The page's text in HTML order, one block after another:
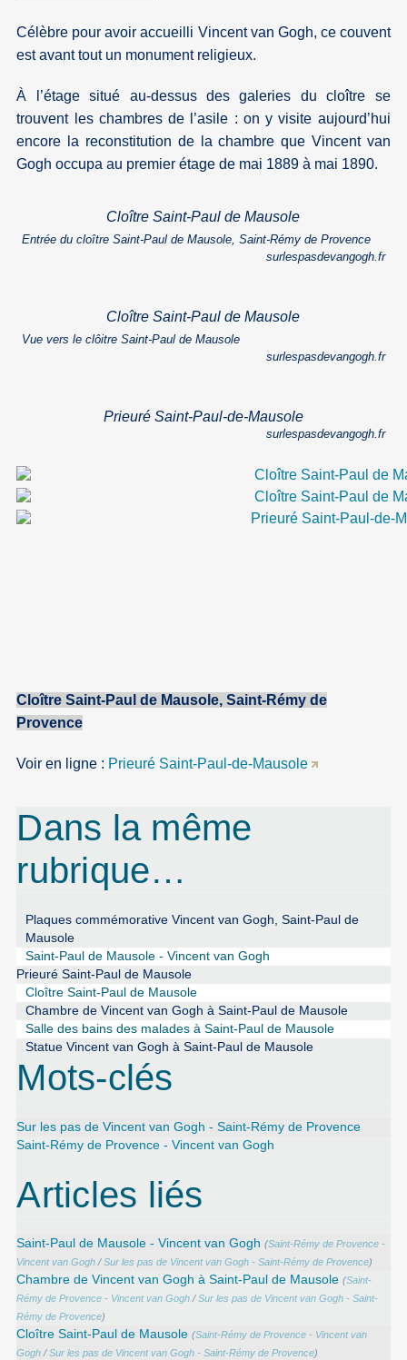
Célèbre pour avoir accueilli Vincent van Gogh, ce couvent
est avant tout un monument religieux.
À l’étage situé au-dessus des galeries du cloître se
trouvent les chambres de l’asile : on y visite aujourd’hui
encore la reconstitution de la chambre que Vincent van
Gogh occupa au premier étage de mai 1889 à mai 1890.
Cloître Saint-Paul de Mausole
Entrée du cloître Saint-Paul de Mausole, Saint-Rémy de Provence
surlespasdevangogh.fr
Cloître Saint-Paul de Mausole
Vue vers le clôitre Saint-Paul de Mausole
surlespasdevangogh.fr
Prieuré Saint-Paul-de-Mausole
surlespasdevangogh.fr
CloîtreSaint-Paul de Mausole,Saint-Rémy de
Provence
Voir en ligne : Prieuré Saint-Paul-de-Mausole
Dans la même
rubrique…
Plaques commémorative Vincent van Gogh, Saint-Paul de
Mausole
Saint-Paul de Mausole - Vincent van Gogh
Prieuré Saint-Paul de Mausole
Cloître Saint-Paul de Mausole
Chambre de Vincent van Gogh à Saint-Paul de Mausole
Salle des bains des malades à Saint-Paul de Mausole
Statue Vincent van Gogh à Saint-Paul de Mausole
Mots-clés
Sur les pas de Vincent van Gogh - Saint-Rémy de Provence
Saint-Rémy de Provence - Vincent van Gogh
Articles liés
Saint-Paul de Mausole - Vincent van Gogh (Saint-Rémy de Provence -
Vincent van Gogh/Sur les pas de Vincent van Gogh - Saint-Rémy de Provence)
Chambre de Vincent van Gogh à Saint-Paul de Mausole (Saint-
Rémy de Provence - Vincent van Gogh/Sur les pas de Vincent van Gogh - Saint-
Rémy de Provence)
Cloître Saint-Paul de Mausole (Saint-Rémy de Provence - Vincent van
Gogh/Sur les pas de Vincent van Gogh - Saint-Rémy de Provence)